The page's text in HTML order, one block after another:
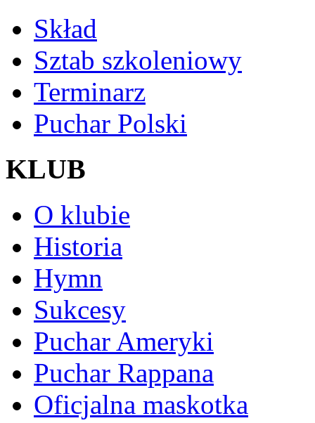
Skład
Sztab szkoleniowy
Terminarz
Puchar Polski
KLUB
O klubie
Historia
Hymn
Sukcesy
Puchar Ameryki
Puchar Rappana
Oficjalna maskotka